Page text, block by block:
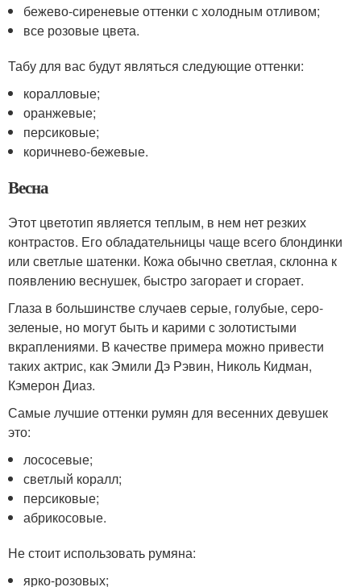
бежево-сиреневые оттенки с холодным отливом;
все розовые цвета.
Табу для вас будут являться следующие оттенки:
коралловые;
оранжевые;
персиковые;
коричнево-бежевые.
Весна
Этот цветотип является теплым, в нем нет резких
контрастов. Его обладательницы чаще всего блондинки
или светлые шатенки. Кожа обычно светлая, склонна к
появлению веснушек, быстро загорает и сгорает.
Глаза в большинстве случаев серые, голубые, серо-
зеленые, но могут быть и карими с золотистыми
вкраплениями. В качестве примера можно привести
таких актрис, как Эмили Дэ Рэвин, Николь Кидман,
Кэмерон Диаз.
Самые лучшие оттенки румян для весенних девушек
это:
лососевые;
светлый коралл;
персиковые;
абрикосовые.
Не стоит использовать румяна:
ярко-розовых;